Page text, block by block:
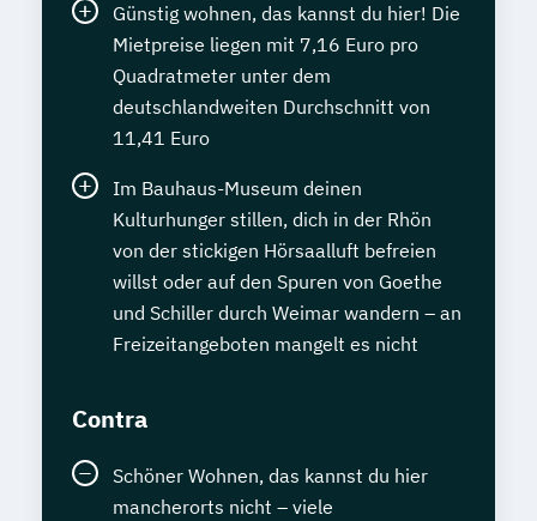
Günstig wohnen, das kannst du hier! Die
Mietpreise liegen mit 7,16 Euro pro
Quadratmeter unter dem
deutschlandweiten Durchschnitt von
11,41 Euro
Im Bauhaus-Museum deinen
Kulturhunger stillen, dich in der Rhön
von der stickigen Hörsaalluft befreien
willst oder auf den Spuren von Goethe
und Schiller durch Weimar wandern – an
Freizeitangeboten mangelt es nicht
Contra
Schöner Wohnen, das kannst du hier
mancherorts nicht – viele